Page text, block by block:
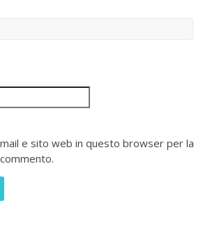
e sito web in questo browser per la